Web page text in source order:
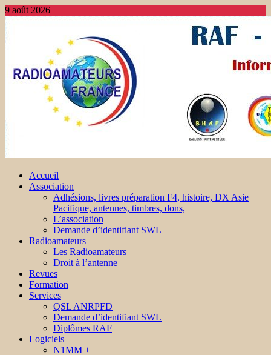
9 août 2026
Accueil
Association
Adhésions, livres préparation F4, histoire, DX Asie
Pacifique, antennes, timbres, dons,
L’association
Demande d’identifiant SWL
Radioamateurs
Les Radioamateurs
Droit à l’antenne
Revues
Formation
Services
QSL ANRPFD
Demande d’identifiant SWL
Diplômes RAF
Logiciels
N1MM +